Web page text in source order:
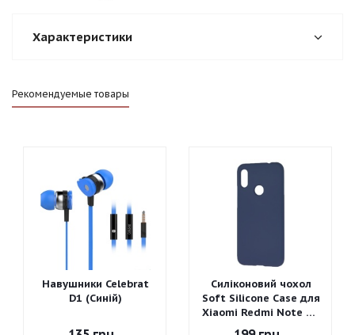
Характеристики
Рекомендуемые товары
Навушники Celebrat
D1 (Синій)
Силіконовий чохол
Soft Silicone Case для
Xiaomi Redmi Note 7 -
Graphite Gray